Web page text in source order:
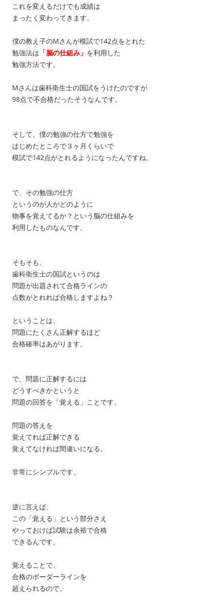
これを変えるだけでも成績は
まったく変わってきます。
僕の教え子のMさんが模試で142点をとれた
勉強法は 「脳の仕組み」 を利用した
勉強方法です。
Mさんは歯科衛生士の国試をうけたのですが
98点で不合格だったそうなんです。
そして、僕の勉強の仕方で勉強を
はじめたところで３ヶ月くらいで
模試で142点がとれるようになったんですね。
で、その勉強の仕方
というのが人がどのように
物事を覚えてるか？という脳の仕組みを
利用したものなんです。
そもそも、
歯科衛生士の国試というのは
問題が出題されて合格ラインの
点数がとれれば合格しますよね？
ということは、
問題にたくさん正解するほど
合格確率はあがります。
で、問題に正解するには
どうすべきかというと
問題の回答を「覚える」ことです。
問題の答えを
覚えてれば正解できる
覚えてなければ間違いになる。
非常にシンプルです。
逆に言えば、
この「覚える」という部分さえ
やっておけば試験は余裕で合格
できるんです。
覚えることで、
合格のボーダーラインを
超えられるので。